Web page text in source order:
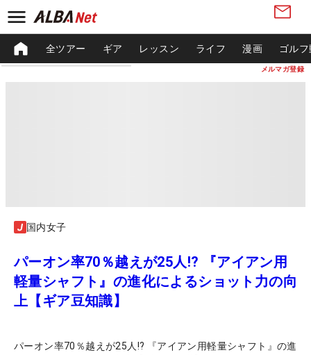
メルマガ登録
全ツアー ギア レッスン ライフ 漫画 ゴル
国内女子
パーオン率70％越えが25人!? 『アイアン用
軽量シャフト』の進化によるショット力の向
上【ギア豆知識】
パーオン率70％越えが25人!? 『アイアン用軽量シャフト』の進